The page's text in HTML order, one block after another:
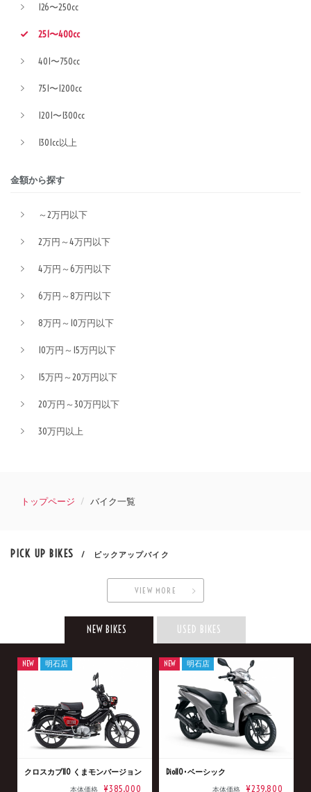
126〜250cc
251〜400cc
401〜750cc
751〜1200cc
1201〜1300cc
1301cc以上
金額から探す
～2万円以下
2万円～4万円以下
4万円～6万円以下
6万円～8万円以下
8万円～10万円以下
10万円～15万円以下
15万円～20万円以下
20万円～30万円以下
30万円以上
トップページ バイク一覧
PICK UP BIKES / ピックアップバイク
VIEW MORE
NEW BIKES USED BIKES
クロスカブ110 くまモンバージョン
本体価格 ¥385,000
NEW 明石店
Dio110･ベーシック
本体価格 ¥239,800
NEW 明石店